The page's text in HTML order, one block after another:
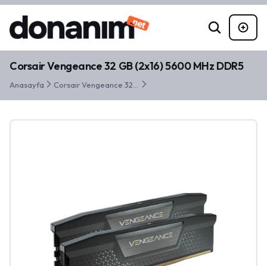
Corsair Vengeance 32 GB (2x16) 5600 MHz DDR5
Anasayfa